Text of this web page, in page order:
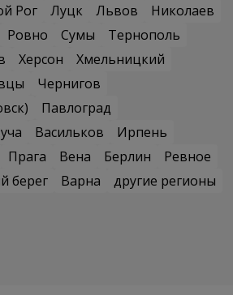
Рог Луцк Львов
Николаев
Ровно Сумы
Тернополь
Херсон
Хмельницкий
Чернигов
Павлоград
Васильков
Ирпень
Прага Вена Берлин
Ревное
берег Варна
другие регионы